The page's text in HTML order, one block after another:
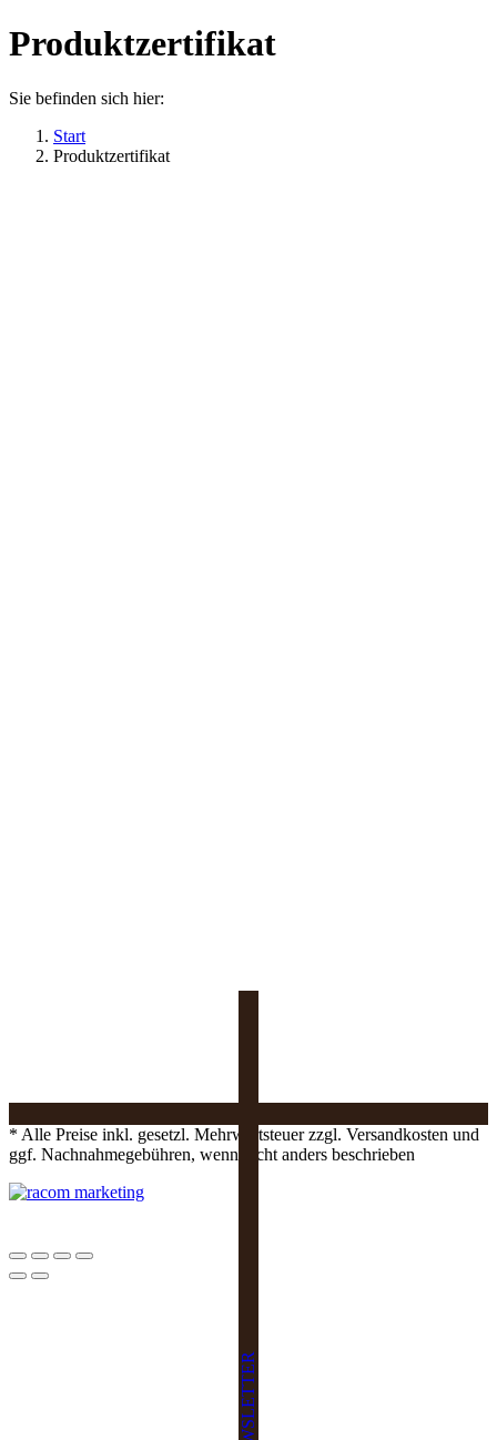
Produktzertifikat
Sie befinden sich hier:
Start
Produktzertifikat
* Alle Preise inkl. gesetzl. Mehrwertsteuer zzgl. Versandkosten und
ggf. Nachnahmegebühren, wenn nicht anders beschrieben
NEWSLETTER